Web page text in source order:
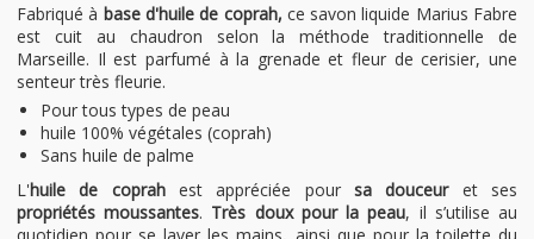
Fabriqué à base d'huile de coprah, ce savon liquide Marius Fabre
est cuit au chaudron selon la méthode traditionnelle de
Marseille. Il est parfumé à la grenade et fleur de cerisier, une
senteur très fleurie.
Pour tous types de peau
huile 100% végétales (coprah)
Sans huile de palme
L'huile de coprahest appréciée poursa douceur et ses
propriétés moussantes. Très doux pour la peau, il s’utilise au